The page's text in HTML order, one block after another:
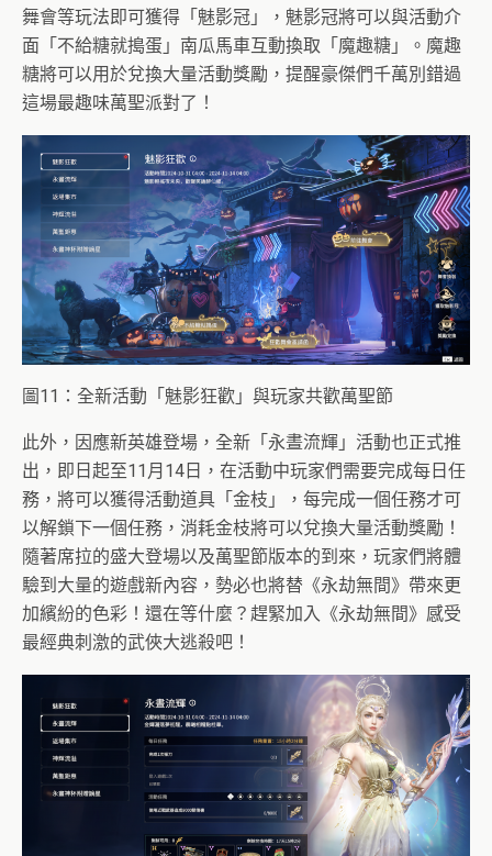
舞會等玩法即可獲得「 魅影冠」，魅影冠將可以與活動介
面「不給糖就搗蛋」 南瓜馬車互動換取「魔趣糖」。 魔趣
糖將可以用於兌換大量活動獎勵， 提醒豪傑們千萬別錯過
這場最趣味萬聖派對了！
圖11：全新活動「魅影狂歡」與玩家共歡萬聖節
此外，因應新英雄登場，全新「永晝流輝」活動也正式推
出， 即日起至11月14日，在活動中玩家們需要完成每日任
務， 將可以獲得活動道具「金枝」， 每完成一個任務才可
以解鎖下一個任務， 消耗金枝將可以兌換大量活動獎勵！
隨著席拉的盛大登場以及萬聖節版本的到來， 玩家們將體
驗到大量的遊戲新內容，勢必也將替《永劫無間》 帶來更
加繽紛的色彩！還在等什麼？趕緊加入《永劫無間》 感受
最經典刺激的武俠大逃殺吧！